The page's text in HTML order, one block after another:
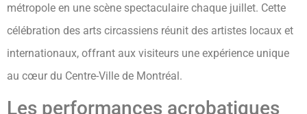
métropole en une scène spectaculaire chaque juillet. Cette
célébration des arts circassiens réunit des artistes locaux et
internationaux, offrant aux visiteurs une expérience unique
au cœur du Centre-Ville de Montréal.
Les performances acrobatiques